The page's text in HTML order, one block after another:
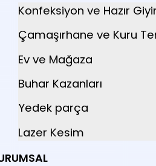
Konfeksiyon ve Hazır
Çamaşırhane ve Kuru
Ev ve Mağaza
Buhar Kazanları
Yedek parça
Lazer Kesim